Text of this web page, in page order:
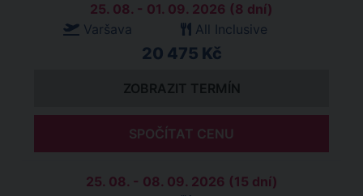
25. 08. - 01. 09. 2026 (8 dní)
Varšava
All Inclusive
20 475 Kč
ZOBRAZIT TERMÍN
SPOČÍTAT CENU
25. 08. - 08. 09. 2026 (15 dní)